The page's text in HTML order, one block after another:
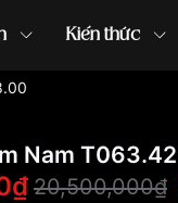
Kiến thức
Nam
20,500,000₫